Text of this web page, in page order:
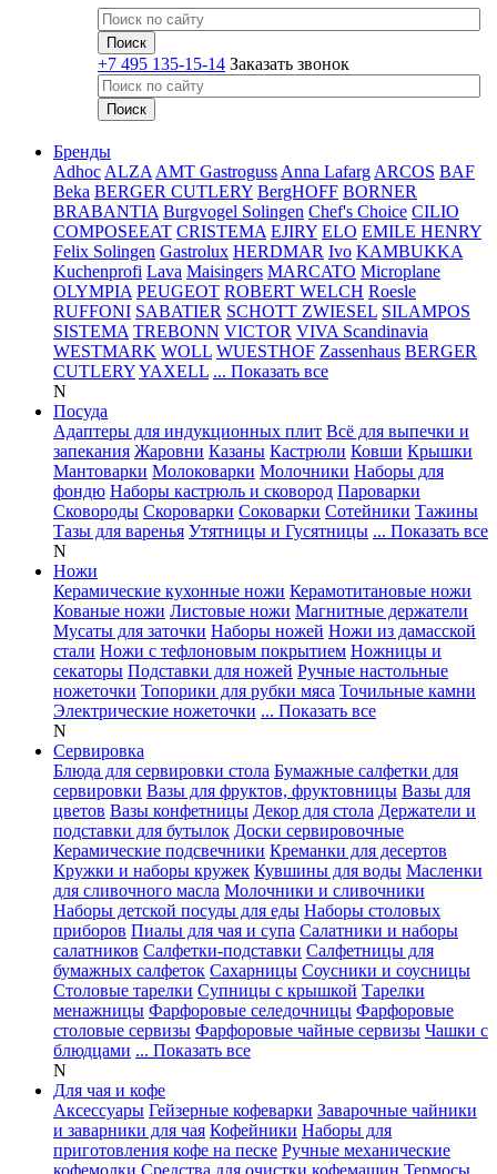
+7 495 135-15-14 Заказать звонок
Бренды
Adhoc ALZA AMT Gastroguss Anna Lafarg ARCOS BAF
Beka BERGER CUTLERY BergHOFF BORNER
BRABANTIA Burgvogel Solingen Chef's Choice CILIO
COMPOSEEAT CRISTEMA EJIRY ELO EMILE HENRY
Felix Solingen Gastrolux HERDMAR Ivo KAMBUKKA
Kuchenprofi Lava Maisingers MARCATO Microplane
OLYMPIA PEUGEOT ROBERT WELCH Roesle
RUFFONI SABATIER SCHOTT ZWIESEL SILAMPOS
SISTEMA TREBONN VICTOR VIVA Scandinavia
WESTMARK WOLL WUESTHOF Zassenhaus BERGER
CUTLERYYAXELL ... Показать все
N
Посуда
Адаптеры для индукционных плит Всё для выпечки и
запекания Жаровни Казаны Кастрюли Ковши Крышки
Мантоварки Молоковарки Молочники Наборы для
фондю Наборы кастрюль и сковород Пароварки
Сковороды Скороварки Соковарки Сотейники Тажины
Тазы для варенья Утятницы и Гусятницы ... Показать все
N
Ножи
Керамические кухонные ножи Керамотитановые ножи
Кованые ножи Листовые ножи Магнитные держатели
Мусаты для заточки Наборы ножей Ножи из дамасской
стали Ножи с тефлоновым покрытием Ножницы и
секаторы Подставки для ножей Ручные настольные
ножеточки Топорики для рубки мяса Точильные камни
Электрические ножеточки ... Показать все
N
Сервировка
Блюда для сервировки стола Бумажные салфетки для
сервировки Вазы для фруктов, фруктовницы Вазы для
цветов Вазы конфетницы Декор для стола Держатели и
подставки для бутылок Доски сервировочные
Керамические подсвечники Креманки для десертов
Кружки и наборы кружек Кувшины для воды Масленки
для сливочного масла Молочники и сливочники
Наборы детской посуды для еды Наборы столовых
приборов Пиалы для чая и супа Салатники и наборы
салатников Салфетки-подставки Салфетницы для
бумажных салфеток Сахарницы Соусники и соусницы
Столовые тарелки Супницы с крышкой Тарелки
менажницы Фарфоровые селедочницы Фарфоровые
столовые сервизы Фарфоровые чайные сервизы Чашки с
блюдцами ... Показать все
N
Для чая и кофе
Аксессуары Гейзерные кофеварки Заварочные чайники
и заварники для чая Кофейники Наборы для
приготовления кофе на песке Ручные механические
кофемолки Средства для очистки кофемашин Термосы